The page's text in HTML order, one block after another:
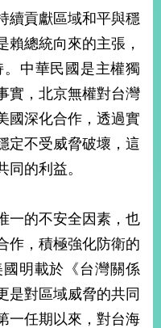
續貢獻區域和平與穩
賴總統向來的主張，
中華民國是主權獨
實，北京無權對台灣
國深化合作，透過實
定不受威脅破壞，這
的利益。
一的不安全因素，也
作，積極強化防衛的
明載於《台灣關係
是對區域威脅的共同
一任期以來，對台海